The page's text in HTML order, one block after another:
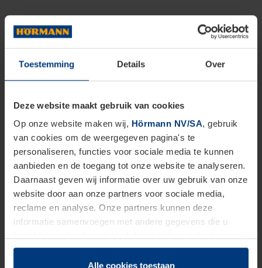
Toestemming Details Over
Deze website maakt gebruik van cookies
Op onze website maken wij, Hörmann NV/SA, gebruik
van cookies om de weergegeven pagina's te
personaliseren, functies voor sociale media te kunnen
aanbieden en de toegang tot onze website te analyseren.
Daarnaast geven wij informatie over uw gebruik van onze
website door aan onze partners voor sociale media,
reclame en analyse. Onze partners kunnen deze
informatie samenvoegen met andere gegevens die u
hun diensten hebben verzameld.
Juridisch hebben wij het recht om cookies op uw
Alle cookies toestaan